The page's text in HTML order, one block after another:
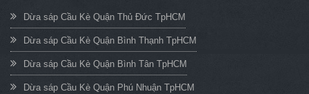
Dừa sáp Cầu Kè Quận Thủ Đức TpHCM
Dừa sáp Cầu Kè Quận Bình Thạnh TpHCM
Dừa sáp Cầu Kè Quận Bình Tân TpHCM
Dừa sáp Cầu Kè Quận Phú Nhuận TpHCM